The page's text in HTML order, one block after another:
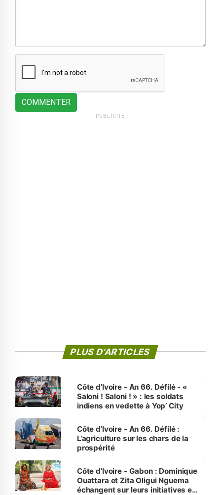
COMMENTER
PUBLICITÉ
PLUS D'ARTICLES
Côte d’Ivoire - An 66. Défilé - «
Saloni ! Saloni ! » : les soldats
indiens en vedette à Yop’ City
Côte d’Ivoire - An 66. Défilé :
L’agriculture sur les chars de la
prospérité
Côte d’Ivoire - Gabon : Dominique
Ouattara et Zita Oligui Nguema
échangent sur leurs initiatives en